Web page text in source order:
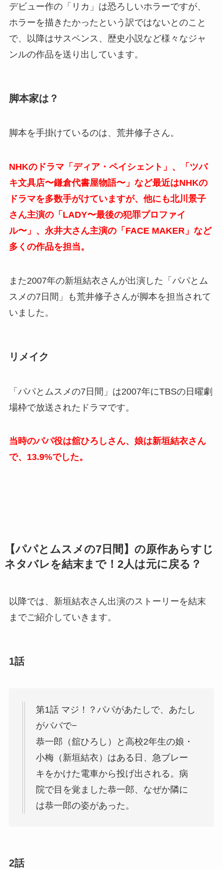
デビュー作の「リカ」は恐ろしいホラーですが、
ホラーを描きたかったという訳ではないとのこと
で、以降はサスペンス、歴史小説など様々なジャ
ンルの作品を送り出しています。
脚本家は？
脚本を手掛けているのは、 荒井修子さん。
NHKのドラマ「ディア・ペイシェント」、「ツバ
キ文具店〜鎌倉代書屋物語〜」など最近はNHKの
ドラマを多数手がけていますが、他にも北川景子
さん主演の「LADY〜最後の犯罪プロファイ
ル〜」、永井大さん主演の「FACE MAKER」など
多くの作品を担当。
また2007年の新垣結衣さんが出演した「パパとム
スメの7日間」も荒井修子さんが脚本を担当されて
いました。
リメイク
「パパとムスメの7日間」は2007年にTBSの日曜劇
場枠で放送されたドラマです。
当時のパパ役は舘ひろしさん、娘は新垣結衣さん
で、13.9%でした。
【パパとムスメの7日間】の原作あらすじ
ネタバレを結末まで！2人は元に戻る？
以降では、新垣結衣さん出演のストーリーを結末
までご紹介していきます。
1話
第1話 マジ！？パパがあたしで、あたし
がパパで−
恭一郎（舘ひろし）と高校2年生の娘・
小梅（新垣結衣）はある日、急ブレー
キをかけた電車から投げ出される。病
院で目を覚ました恭一郎、なぜか隣に
は恭一郎の姿があった。
2話